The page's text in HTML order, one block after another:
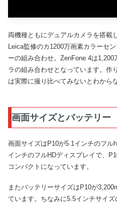
両機種ともにデュアルカメラを搭載
Leica監修のカ1200万画素カラーセ
ーの組み合わせ。ZenFone 4は
ラの組み合わせとなっています。作
は実際に撮り比べてみないとわから
画面サイズとバッテリー
画面サイズはP10が5.1インチのフル
インチのフルHDディスプレイで、
コンパクトになっています。
またバッテリーサイズはP10が
ています。ちなみに5.5インチサイ